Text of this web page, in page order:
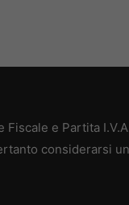
Fiscale e Partita
considerarsi